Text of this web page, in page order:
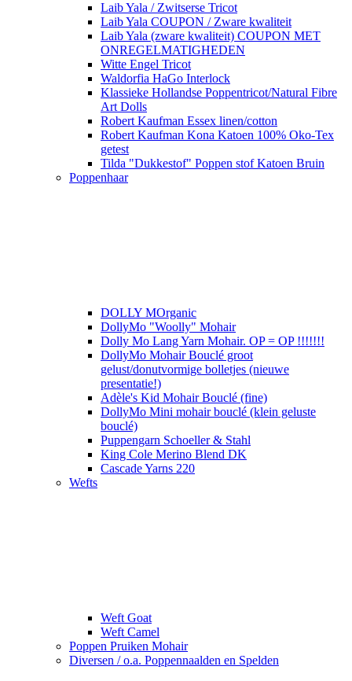
Laib Yala / Zwitserse Tricot
Laib Yala COUPON / Zware kwaliteit
Laib Yala (zware kwaliteit) COUPON MET
ONREGELMATIGHEDEN
Witte Engel Tricot
Waldorfia HaGo Interlock
Klassieke Hollandse Poppentricot/Natural Fibre
Art Dolls
Robert Kaufman Essex linen/cotton
Robert Kaufman Kona Katoen 100% Oko-Tex
getest
Tilda "Dukkestof" Poppen stof Katoen Bruin
Poppenhaar
DOLLY MOrganic
DollyMo "Woolly" Mohair
Dolly Mo Lang Yarn Mohair. OP = OP !!!!!!!
DollyMo Mohair Bouclé groot
gelust/donutvormige bolletjes (nieuwe
presentatie!)
Adèle's Kid Mohair Bouclé (fine)
DollyMo Mini mohair bouclé (klein geluste
bouclé)
Puppengarn Schoeller & Stahl
King Cole Merino Blend DK
Cascade Yarns 220
Wefts
Weft Goat
Weft Camel
Poppen Pruiken Mohair
Diversen / o.a. Poppennaalden en Spelden